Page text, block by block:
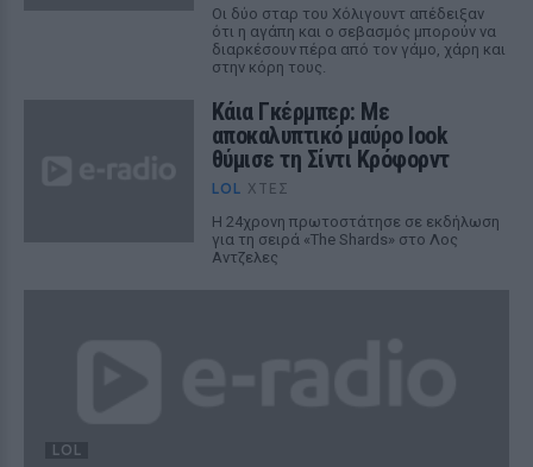
Οι δύο σταρ του Χόλιγουντ απέδειξαν
ότι η αγάπη και ο σεβασμός μπορούν να
διαρκέσουν πέρα από τον γάμο, χάρη και
στην κόρη τους.
Κάια Γκέρμπερ: Με
αποκαλυπτικό μαύρο look
θύμισε τη Σίντι Κρόφορντ
LOL ΧΤΕΣ
Η 24χρονη πρωτοστάτησε σε εκδήλωση
για τη σειρά «The Shards» στο Λος
Αντζελες
LOL